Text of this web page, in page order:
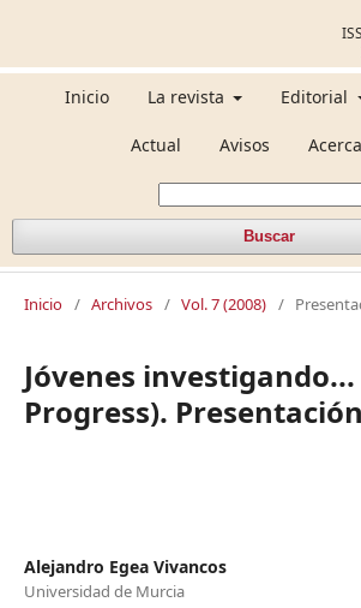
Inicio La revista Editorial
Actual Avisos
Buscar
Inicio / Archivos / Vol. 7 (2008) /
Jóvenes
Progress). Presentación
Alejandro Egea Vivancos
Universidad de Murcia